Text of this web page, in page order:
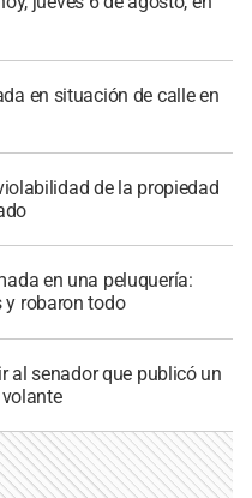
en situación de calle en
de la propiedad
en una peluquería:
y robaron todo
al senador que publicó un